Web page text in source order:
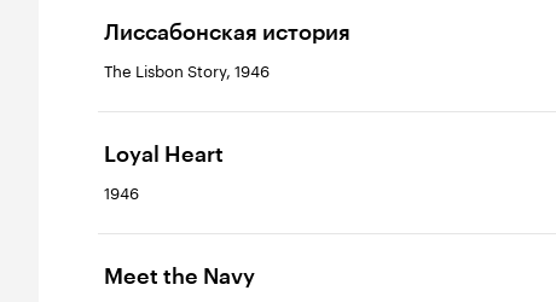
Лиссабонская история
The Lisbon Story, 1946
Loyal Heart
1946
Meet the Navy